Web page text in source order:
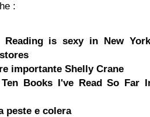
:
is sexy in New
importante Shelly Crane
Books I've Read So Far
peste e colera